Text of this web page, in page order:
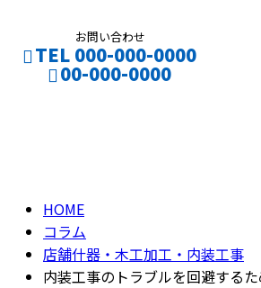
お問い合わせ
TEL 000-000-0000
00-000-0000
HOME
コラム
店舗什器・木工加工・内装工事
内装工事のトラブルを回避する